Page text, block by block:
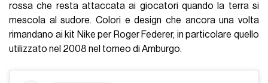
rossa che resta attaccata ai giocatori quando la terra si
mescola al sudore. Colori e design che ancora una volta
rimandano ai kit Nike per Roger Federer, in particolare quello
utilizzato nel 2008 nel torneo di Amburgo.